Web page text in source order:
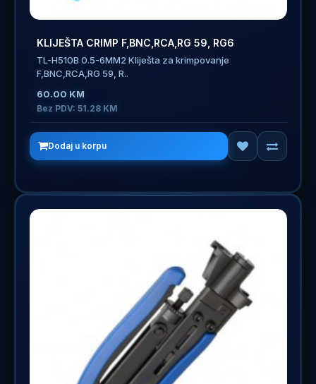
KLIJEŠTA CRIMP F,BNC,RCA,RG 59, RG6
TL-H510B 0.5-6MM2 Kliješta za krimpovanje
F,BNC,RCA,RG 59, R..
60.00 KM
Bez PDV: 51.28 KM
Dodaj u korpu